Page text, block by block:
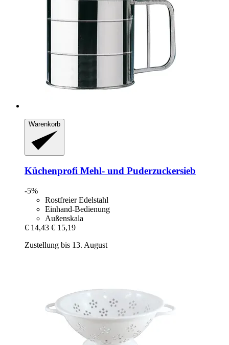
Warenkorb
Küchenprofi Mehl-​ und Puderzuckersieb
-5%
Rostfreier Edelstahl
Einhand-Bedienung
Außenskala
€ 14,43 € 15,19
Zustellung bis 13. August